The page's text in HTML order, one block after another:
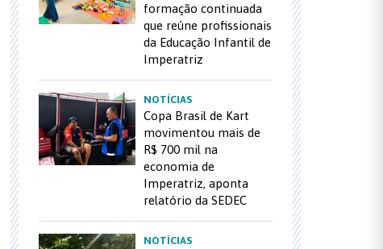
formação continuada
que reúne profissionais
da Educação Infantil de
Imperatriz
NOTÍCIAS
Copa Brasil de Kart
movimentou mais de
R$ 700 mil na
economia de
Imperatriz, aponta
relatório da SEDEC
NOTÍCIAS